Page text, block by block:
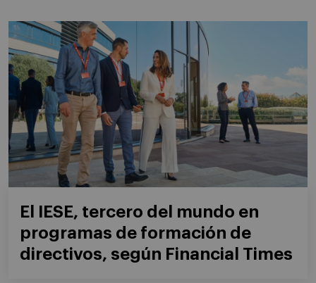
El IESE, tercero del mundo en
programas de formación de
directivos, según Financial Times